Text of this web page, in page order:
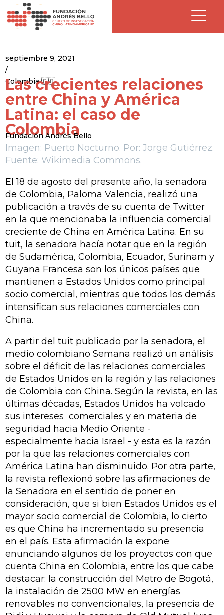
septiembre 9, 2021
/
Colombia 🇨🇴
Las crecientes relaciones
entre China y América
Latina: el caso de
Colombia
Fundación Andrés Bello
Imagen: Puerto Nocturno. Por: Jorge Gutiérrez.
Fuente: Wikimedia Commons.
El 18 de agosto del presente año, la senadora
de Colombia, Paloma Valencia, realizó una
publicación a través de su cuenta de Twitter
en la que mencionaba la influencia comercial
creciente de China en América Latina. En su
tuit, la senadora hacía notar que en la región
de Sudamérica, Colombia, Ecuador, Surinam y
Guyana Francesa son los únicos países que
mantienen a Estados Unidos como principal
socio comercial, mientras que todos los demás
intensifican sus relaciones comerciales con
China.
A partir del tuit publicado por la senadora, el
medio colombianoSemana realizó un análisis
sobre el déficit de las relaciones comerciales
de Estados Unidos en la región y las relaciones
de Colombia con China. Según la revista, en las
últimas décadas, Estados Unidos ha volcado
sus intereses comerciales y en materia de
seguridad hacia Medio Oriente -
especialmente hacia Israel - y esta es la razón
por la que las relaciones comerciales con
América Latina han disminuido. Por otra parte,
la revista reflexionó sobre las afirmaciones de
la Senadora en el sentido de poner en
consideración, que si bien Estados Unidos es el
mayor socio comercial de Colombia, lo cierto
es que China ha incrementado su presencia
en el país. Esta afirmación la expone
enunciando algunos de los proyectos con que
cuenta China en Colombia, entre los que cabe
destacar: la construcción del Metro de Bogotá,
la instalación de 2500 MW en energías
renovables no convencionales, la presencia de